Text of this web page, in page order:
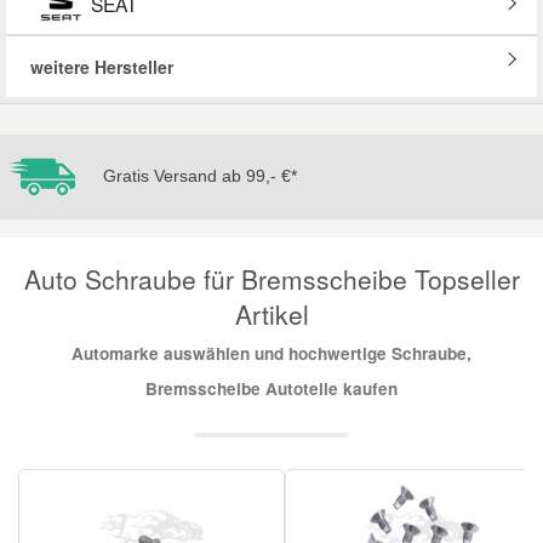
weitere Hersteller
Gratis Versand ab 99,- €*
Auto Schraube für Bremsscheibe Topseller
Artikel
Automarke auswählen und hochwertige Schraube,
Bremsscheibe Autoteile kaufen
Mini Ersatzteile
Porsche Ersatzteile
Seat Ersatzteile
Skoda Ersatzteile